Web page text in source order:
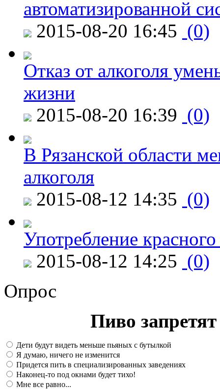
автоматизированной
2015-08-20 16:45 (0)
Отказ от алкоголя
жизни
2015-08-20 16:39 (0)
В Рязанской области
алкоголя
2015-08-12 14:35 (0)
Употребление
2015-08-12 14:25 (0)
Опрос
Пиво
Дети будут видеть меньше пьяных с бутылкой
Я думаю, ничего не изменится
Придется пить в специализированных заведениях
Наконец-то под окнами будет тихо!
Мне все равно...